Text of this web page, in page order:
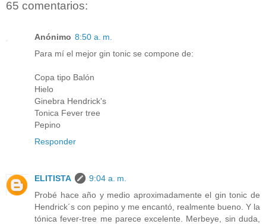
65 comentarios:
Anónimo 8:50 a. m.
Para mí el mejor gin tonic se compone de:
Copa tipo Balón
Hielo
Ginebra Hendrick's
Tonica Fever tree
Pepino
Responder
ELITISTA
9:04 a. m.
Probé hace año y medio aproximadamente el gin tonic de
Hendrick´s con pepino y me encantó, realmente bueno. Y la
tónica fever-tree me parece excelente. Merbeye, sin duda,